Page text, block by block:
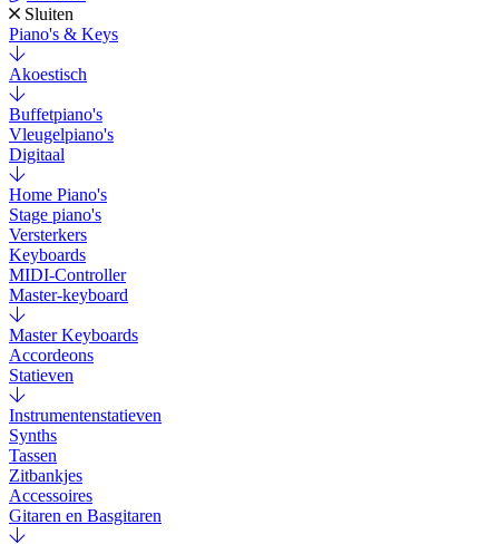
Sluiten
Piano's & Keys
Akoestisch
Buffetpiano's
Vleugelpiano's
Digitaal
Home Piano's
Stage piano's
Versterkers
Keyboards
MIDI-Controller
Master-keyboard
Master Keyboards
Accordeons
Statieven
Instrumentenstatieven
Synths
Tassen
Zitbankjes
Accessoires
Gitaren en Basgitaren